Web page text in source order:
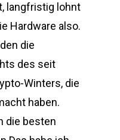
langfristig lohnt
Hardware also.
die
des seit
Winters, die
haben.
die besten